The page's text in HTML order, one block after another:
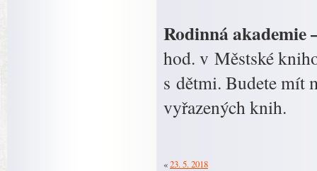
Rodinná akademie
hod. v Městské
s dětmi. Budete mít
vyřazených knih.
«23. 5. 2018